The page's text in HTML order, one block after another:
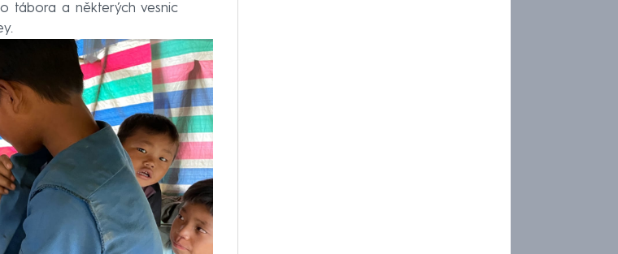
tábora a některých vesnic